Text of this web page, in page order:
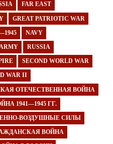
FAR EAST
GREAT PATRIOTIC WAR
NAVY
RUSSIA
SECOND WORLD WAR
WAR II
ОТЕЧЕСТВЕННАЯ ВОЙНА
1941—1945 ГГ.
ВОЗДУШНЫЕ СИЛЫ
ВОЙНА